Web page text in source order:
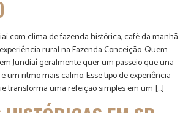
com clima de fazenda histórica, café da manhã
rural na Fazenda Conceição. Quem
Jundiaí geralmente quer um passeio que una
um ritmo mais calmo. Esse tipo de experiência
transforma uma refeição simples em um […]